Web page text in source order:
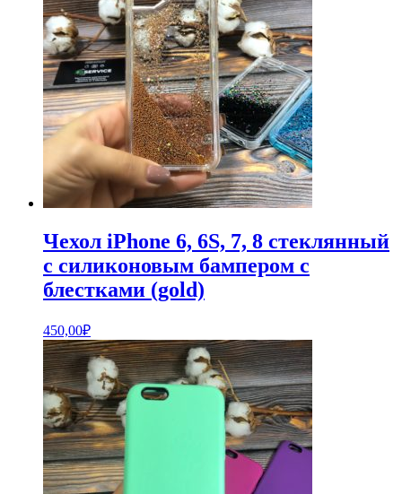
Чехол iPhone 6, 6S, 7, 8 стеклянный
с силиконовым бампером с
блестками (gold)
450,00₽